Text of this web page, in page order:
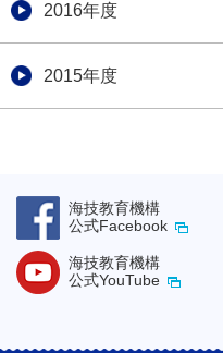
2016年度
2015年度
海技教育機構
公式Facebook
海技教育機構
公式YouTube